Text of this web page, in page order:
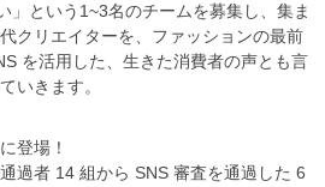
」という1~3名のチームを募集し、集ま
クリエイターを、ファッションの最前
を活用した、生きた消費者の声とも言
いきます。
登場！
過者 14 組から SNS 審査を通過した 6